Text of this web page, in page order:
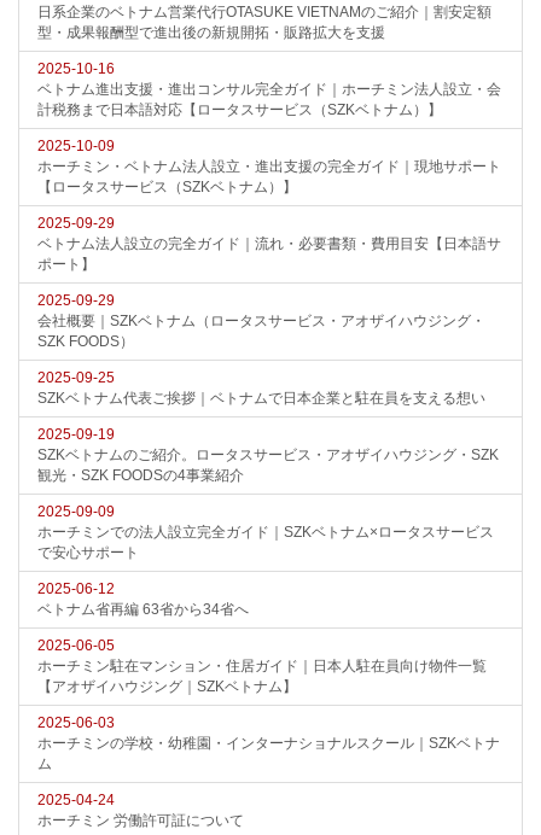
日系企業のベトナム営業代行OTASUKE VIETNAMのご紹介｜割安定額
型・成果報酬型で進出後の新規開拓・販路拡大を支援
2025-10-16
ベトナム進出支援・進出コンサル完全ガイド｜ホーチミン法人設立・会
計税務まで日本語対応【ロータスサービス（SZKベトナム）】
2025-10-09
ホーチミン・ベトナム法人設立・進出支援の完全ガイド｜現地サポート
【ロータスサービス（SZKベトナム）】
2025-09-29
ベトナム法人設立の完全ガイド｜流れ・必要書類・費用目安【日本語サ
ポート】
2025-09-29
会社概要｜SZKベトナム（ロータスサービス・アオザイハウジング・
SZK FOODS）
2025-09-25
SZKベトナム代表ご挨拶｜ベトナムで日本企業と駐在員を支える想い
2025-09-19
SZKベトナムのご紹介。ロータスサービス・アオザイハウジング・SZK
観光・SZK FOODSの4事業紹介
2025-09-09
ホーチミンでの法人設立完全ガイド｜SZKベトナム×ロータスサービス
で安心サポート
2025-06-12
ベトナム省再編 63省から34省へ
2025-06-05
ホーチミン駐在マンション・住居ガイド｜日本人駐在員向け物件一覧
【アオザイハウジング｜SZKベトナム】
2025-06-03
ホーチミンの学校・幼稚園・インターナショナルスクール｜SZKベトナ
ム
2025-04-24
ホーチミン 労働許可証について